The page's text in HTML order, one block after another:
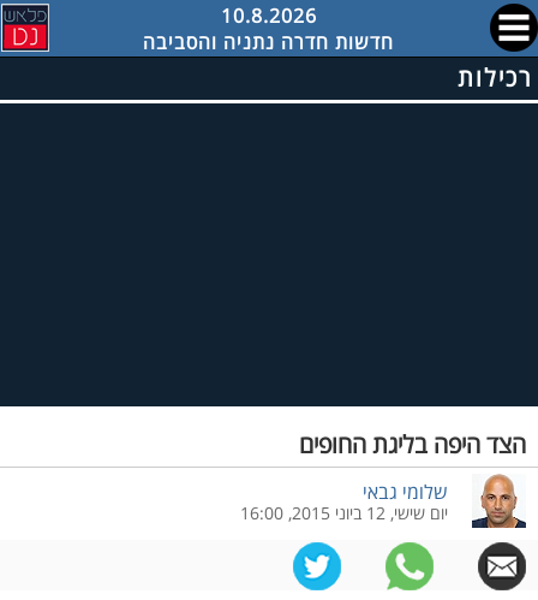
10.8.2026
חדשות חדרה נתניה והסביבה
רכילות
הצד היפה בליגת החופים
שלומי גבאי
יום שישי, 12 ביוני 2015, 16:00